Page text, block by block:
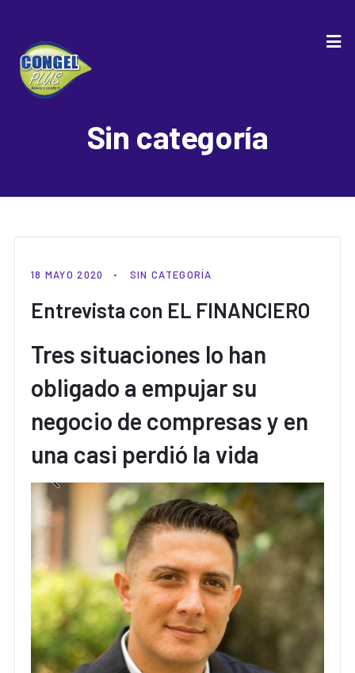
Sin categoría
18 MAYO 2020 SIN CATEGORÍA
Entrevista con EL FINANCIERO
Tres situaciones lo han
obligado a empujar su
negocio de compresas y en
una casi perdió la vida